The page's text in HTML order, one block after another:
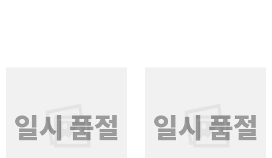
일시 품절 일시 품절